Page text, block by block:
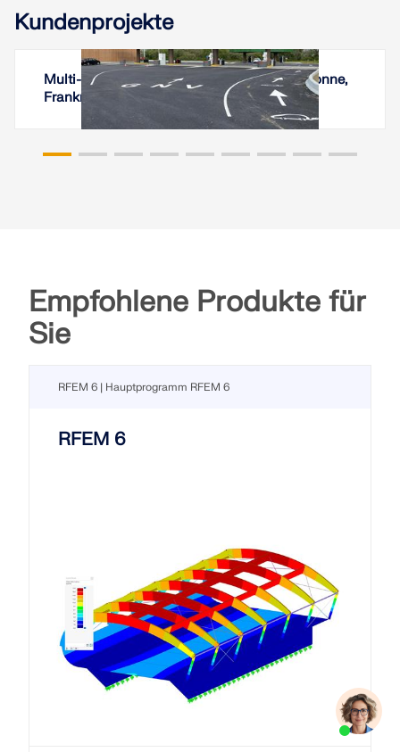
Kundenprojekte
Multi-Energie-Tankstelle in Les Sables-d'Olonne,
Frankreich
Empfohlene Produkte für
Sie
RFEM 6 | Hauptprogramm RFEM 6
RFEM 6